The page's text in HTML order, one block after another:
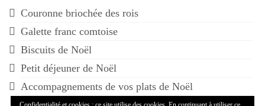
Couronne briochée des rois
Galette franc comtoise
Biscuits de Noël
Petit déjeuner de Noël
Accompagnements de vos plats de Noël